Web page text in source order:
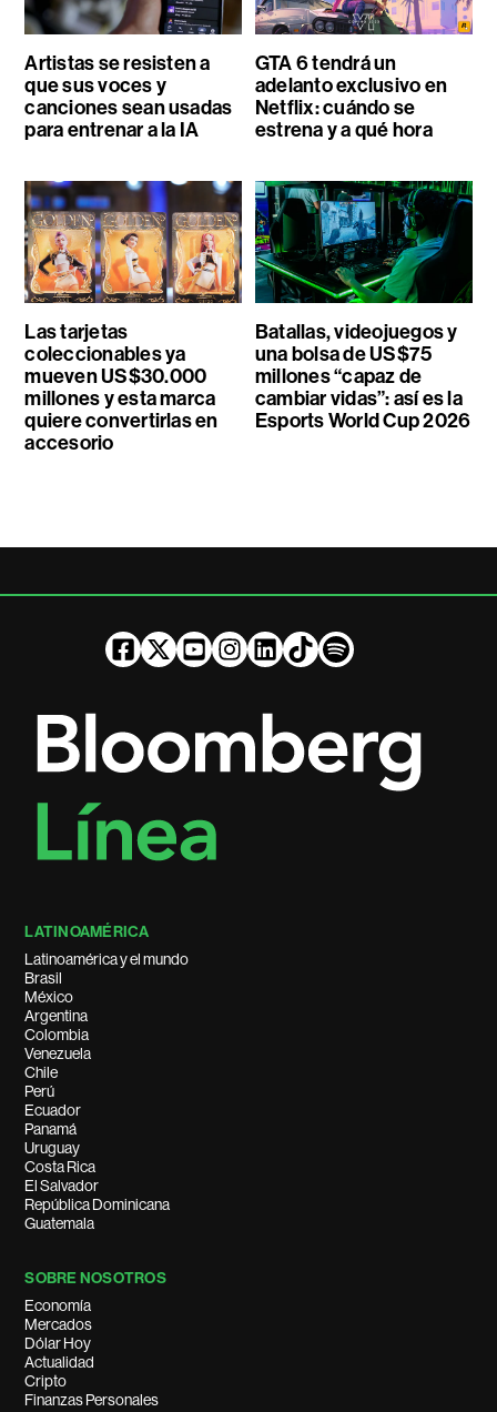
Artistas se resisten a
que sus voces y
canciones sean usadas
para entrenar a la IA
GTA 6 tendrá un
adelanto exclusivo en
Netflix: cuándo se
estrena y a qué hora
Las tarjetas
coleccionables ya
mueven US$30.000
millones y esta marca
quiere convertirlas en
accesorio
Batallas, videojuegos y
una bolsa de US$75
millones “capaz de
cambiar vidas”: así es la
Esports World Cup 2026
LATINOAMÉRICA
Latinoamérica y el mundo
Brasil
México
Argentina
Colombia
Venezuela
Chile
Perú
Ecuador
Panamá
Uruguay
Costa Rica
El Salvador
República Dominicana
Guatemala
SOBRE NOSOTROS
Economía
Mercados
Dólar Hoy
Actualidad
Cripto
Finanzas Personales